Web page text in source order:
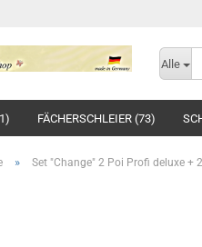
Alle
FÄCHERSCHLEIER (73)
» Set "Change" 2 Poi Profi deluxe +